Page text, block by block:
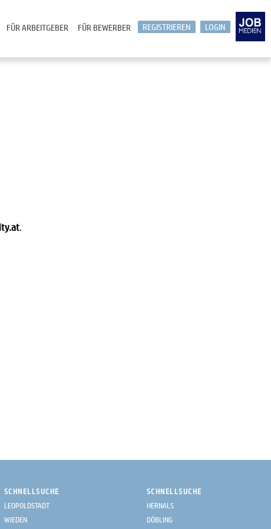
LOGIN
REGISTRIEREN
FÜR BEWERBER
FÜR ARBEITGEBER
.
SCHNELLSUCHE
LEOPOLDSTADT
WIEDEN
SCHNELLSUCHE
HERNALS
DÖBLING